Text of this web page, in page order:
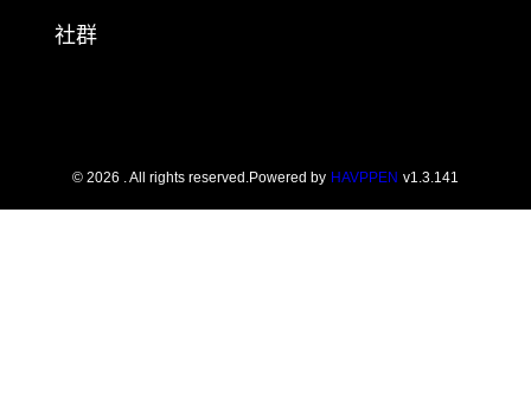
社群
© 2026 . All rights reserved.Powered by HAVPPEN v1.3.141